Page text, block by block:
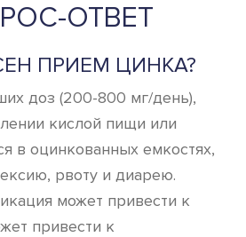
ОТВЕТ
ПРИЕМ ЦИНКА?
доз (200-800 мг/день),
кислой пищи или
в оцинкованных емкостях,
рвоту и диарею.
может привести к
привести к